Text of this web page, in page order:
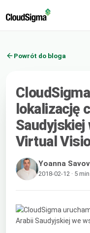
Powrót do bloga
lokalizację
Saudyjskiej
Virtual
Yoanna
2018-02-12 · 5